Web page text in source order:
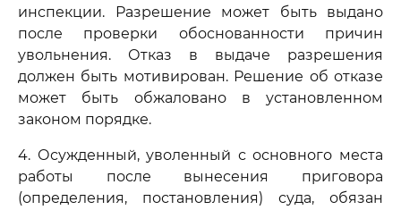
инспекции. Разрешение может быть выдано
после проверки обоснованности причин
увольнения. Отказ в выдаче разрешения
должен быть мотивирован. Решение об отказе
может быть обжаловано в установленном
законом порядке.
4. Осужденный, уволенный с основного места
работы после вынесения приговора
(определения, постановления) суда, обязан